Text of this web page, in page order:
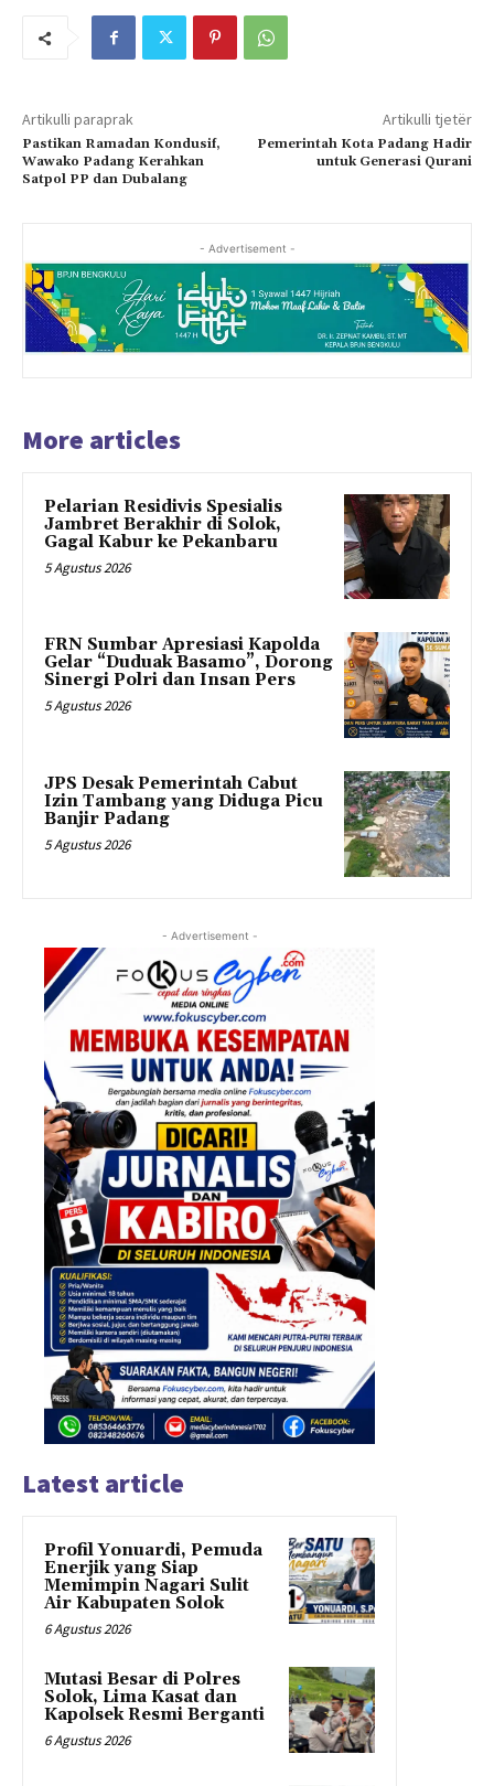
Artikulli paraprak
Pastikan Ramadan Kondusif,
Wawako Padang Kerahkan
Satpol PP dan Dubalang
Artikulli tjetër
Pemerintah Kota Padang Hadir
untuk Generasi Qurani
- Advertisement -
More articles
Pelarian Residivis Spesialis
Jambret Berakhir di Solok,
Gagal Kabur ke Pekanbaru
5 Agustus 2026
FRN Sumbar Apresiasi Kapolda
Gelar “Duduak Basamo”, Dorong
Sinergi Polri dan Insan Pers
5 Agustus 2026
JPS Desak Pemerintah Cabut
Izin Tambang yang Diduga Picu
Banjir Padang
5 Agustus 2026
- Advertisement -
Latest article
Profil Yonuardi, Pemuda
Enerjik yang Siap
Memimpin Nagari Sulit
Air Kabupaten Solok
6 Agustus 2026
Mutasi Besar di Polres
Solok, Lima Kasat dan
Kapolsek Resmi Berganti
6 Agustus 2026